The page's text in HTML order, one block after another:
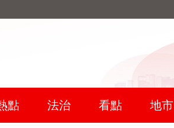
點 法治 看點 地市